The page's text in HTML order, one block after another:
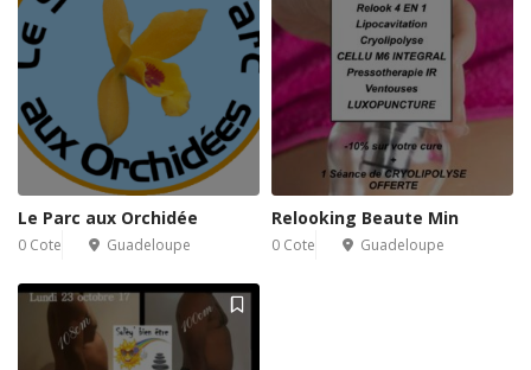
Le Parc aux Orchidée
0 Cote Guadeloupe
Relooking Beaute Min
0 Cote Guadeloupe